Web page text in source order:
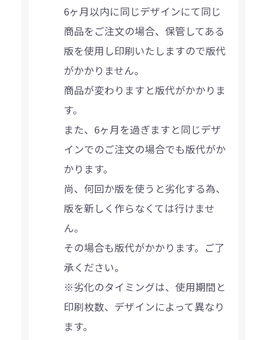
6ヶ月以内に同じデザインにて同じ
商品をご注文の場合、保管してある
版を使用し印刷いたしますので版代
がかかりません。
商品が変わりますと版代がかかりま
す。
また、6ヶ月を過ぎますと同じデザ
インでのご注文の場合でも版代がか
かります。
尚、何回か版を使うと劣化する為、
版を新しく作らなくては行けませ
ん。
その場合も版代がかかります。ご了
承ください。
※劣化のタイミングは、使用期間と
印刷枚数、デザインによって異なり
ます。